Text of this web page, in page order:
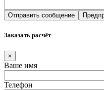
Заказать расчёт
×
Ваше имя
Телефон